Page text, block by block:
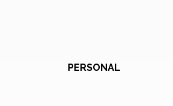
PERSONAL